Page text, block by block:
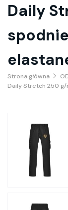
Daily
Strona główna
Daily Stretch 250